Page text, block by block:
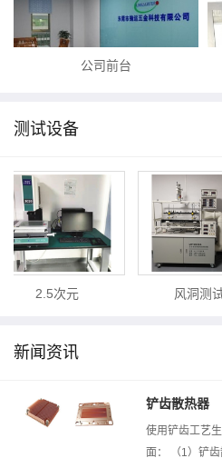
公司前台
测试设备
2.5次元 风洞测试
新闻资讯
铲齿散热器
使用铲齿工艺
面： （1）铲齿